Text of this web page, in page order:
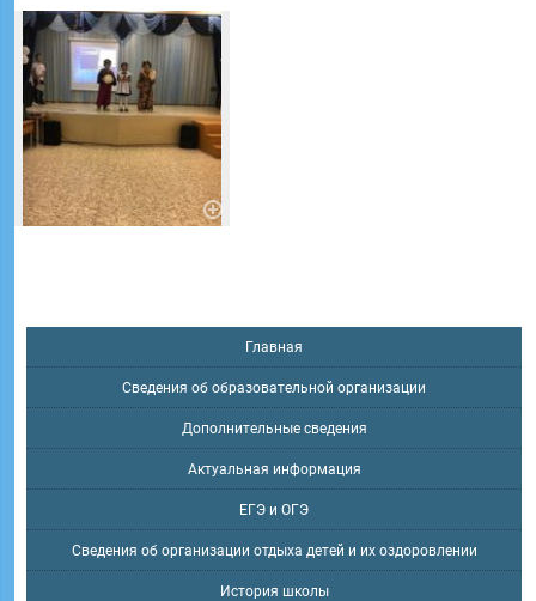
Главная
Сведения об образовательной организации
Дополнительные сведения
Актуальная информация
ЕГЭ и ОГЭ
Сведения об организации отдыха детей и их оздоровлении
История школы